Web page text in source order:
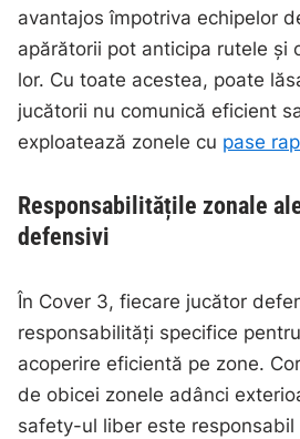
avantajos împotriva echipelor
apărătorii pot anticipa rutele și
lor. Cu toate acestea, poate
jucătorii nu comunică eficient
exploatează zonele cu pase
Responsabilitățile zonale
defensivi
În Cover 3, fiecare jucător
responsabilități specifice
acoperire eficientă pe zone.
de obicei zonele adânci
safety-ul liber este responsabil